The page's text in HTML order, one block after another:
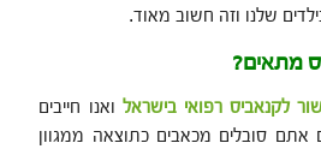
שלנו וזה חשוב מאוד.
מתאים?
לקנאביס רפואי בישראל ואנו חייבים
סובלים מכאבים כתוצאה ממגוון